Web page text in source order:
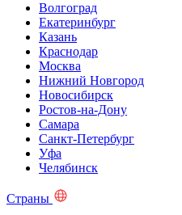
Волгоград
Екатеринбург
Казань
Краснодар
Москва
Нижний Новгород
Новосибирск
Ростов-на-Дону
Самара
Санкт-Петербург
Уфа
Челябинск
Страны